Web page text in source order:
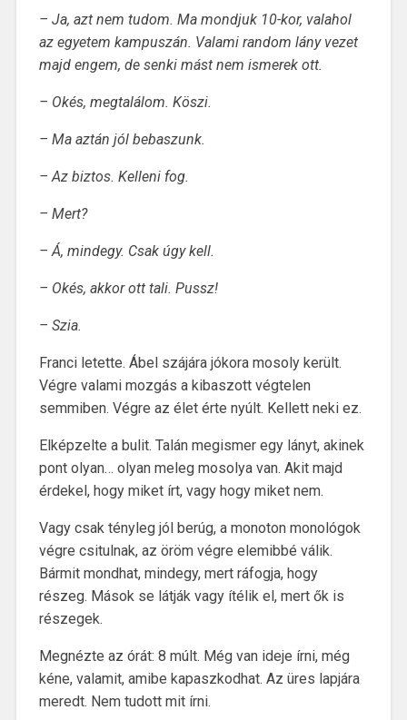
– Ja, azt nem tudom. Ma mondjuk 10-kor, valahol
az egyetem kampuszán. Valami random lány vezet
majd engem, de senki mást nem ismerek ott.
– Okés, megtalálom. Köszi.
– Ma aztán jól bebaszunk.
– Az biztos. Kelleni fog.
– Mert?
– Á, mindegy. Csak úgy kell.
– Okés, akkor ott tali. Pussz!
– Szia.
Franci letette. Ábel szájára jókora mosoly került.
Végre valami mozgás a kibaszott végtelen
semmiben. Végre az élet érte nyúlt. Kellett neki ez.
Elképzelte a bulit. Talán megismer egy lányt, akinek
pont olyan… olyan meleg mosolya van. Akit majd
érdekel, hogy miket írt, vagy hogy miket nem.
Vagy csak tényleg jól berúg, a monoton monológok
végre csitulnak, az öröm végre elemibbé válik.
Bármit mondhat, mindegy, mert ráfogja, hogy
részeg. Mások se látják vagy ítélik el, mert ők is
részegek.
Megnézte az órát: 8 múlt. Még van ideje írni, még
kéne, valamit, amibe kapaszkodhat. Az üres lapjára
meredt. Nem tudott mit írni.